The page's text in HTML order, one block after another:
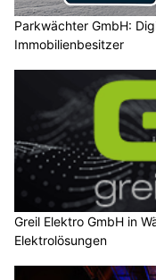
Parkwächter GmbH:
Immobilienbesitzer
Greil Elektro GmbH in
Elektrolösungen